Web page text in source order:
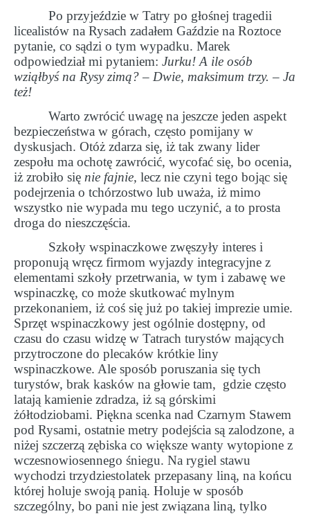
Po przyjeździe w Tatry po głośnej tragedii
licealistów na Rysach zadałem Gaździe na Roztoce
pytanie, co sądzi o tym wypadku. Marek
odpowiedział mi pytaniem: Jurku! A ile osób
wziąłbyś na Rysy zimą? – Dwie, maksimum trzy. – Ja
też!
Warto zwrócić uwagę na jeszcze jeden aspekt
bezpieczeństwa w górach, często pomijany w
dyskusjach. Otóż zdarza się, iż tak zwany lider
zespołu ma ochotę zawrócić, wycofać się, bo ocenia,
iż zrobiło się nie fajnie, lecz nie czyni tego bojąc się
podejrzenia o tchórzostwo lub uważa, iż mimo
wszystko nie wypada mu tego uczynić, a to prosta
droga do nieszczęścia.
Szkoły wspinaczkowe zwęszyły interes i
proponują wręcz firmom wyjazdy integracyjne z
elementami szkoły przetrwania, w tym i zabawę we
wspinaczkę, co może skutkować mylnym
przekonaniem, iż coś się już po takiej imprezie umie.
Sprzęt wspinaczkowy jest ogólnie dostępny, od
czasu do czasu widzę w Tatrach turystów mających
przytroczone do plecaków krótkie liny
wspinaczkowe. Ale sposób poruszania się tych
turystów, brak kasków na głowie tam, gdzie często
latają kamienie zdradza, iż są górskimi
żółtodziobami. Piękna scenka nad Czarnym Stawem
pod Rysami, ostatnie metry podejścia są zalodzone, a
niżej szczerzą zębiska co większe wanty wytopione z
wczesnowiosennego śniegu. Na rygiel stawu
wychodzi trzydziestolatek przepasany liną, na końcu
której holuje swoją panią. Holuje w sposób
szczególny, bo pani nie jest związana liną, tylko